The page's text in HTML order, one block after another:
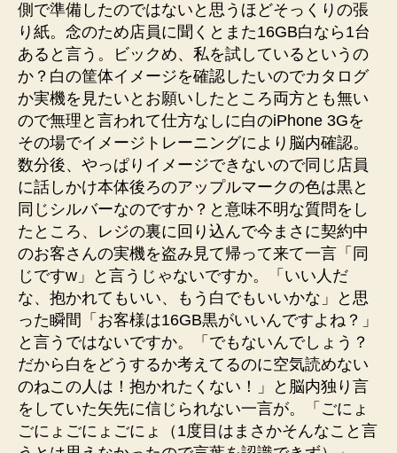
側で準備したのではないと思うほどそっくりの張
り紙。念のため店員に聞くとまた16GB白なら1台
あると言う。ビックめ、私を試しているというの
か？白の筐体イメージを確認したいのでカタログ
か実機を見たいとお願いしたところ両方とも無い
ので無理と言われて仕方なしに白のiPhone 3Gを
その場でイメージトレーニングにより脳内確認。
数分後、やっぱりイメージできないので同じ店員
に話しかけ本体後ろのアップルマークの色は黒と
同じシルバーなのですか？と意味不明な質問をし
たところ、レジの裏に回り込んで今まさに契約中
のお客さんの実機を盗み見て帰って来て一言「同
じですw」と言うじゃないですか。「いい人だ
な、抱かれてもいい、もう白でもいいかな」と思
った瞬間「お客様は16GB黒がいいんですよね？」
と言うではないですか。「でもないんでしょう？
だから白をどうするか考えてるのに空気読めない
のねこの人は！抱かれたくない！」と脳内独り言
をしていた矢先に信じられない一言が。「ごにょ
ごにょごにょごにょ（1度目はまさかそんなこと言